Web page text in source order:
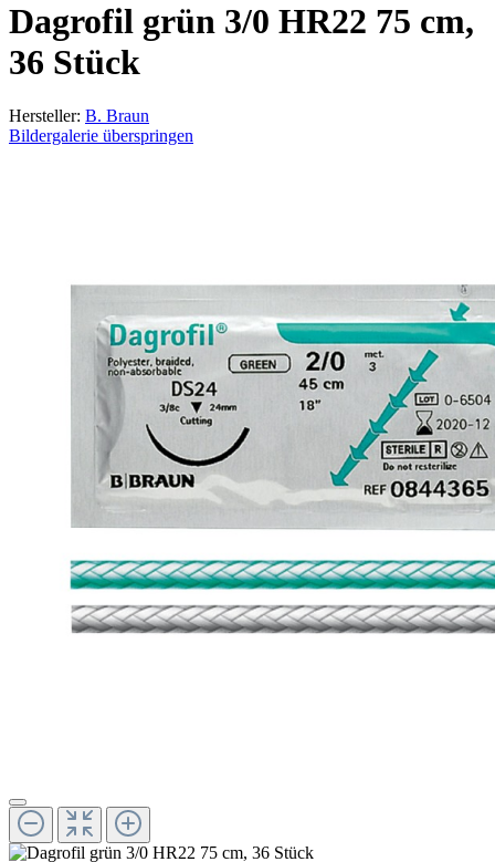
Dagrofil grün 3/0 HR22 75 cm,
36 Stück
Hersteller: B. Braun
Bildergalerie überspringen